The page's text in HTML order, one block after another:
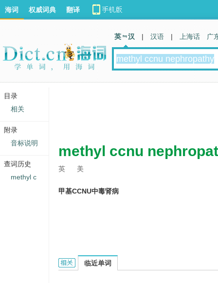
methyl ccnu
英 美
甲基CCNU中毒肾病
Methyl CCNU nephropathy的相关资料：
临近单词
海词 权威词典 翻译
英 汉 | 汉语 | 上海话 广
目录
相关
附录
音标说明
查词历史
methyl c